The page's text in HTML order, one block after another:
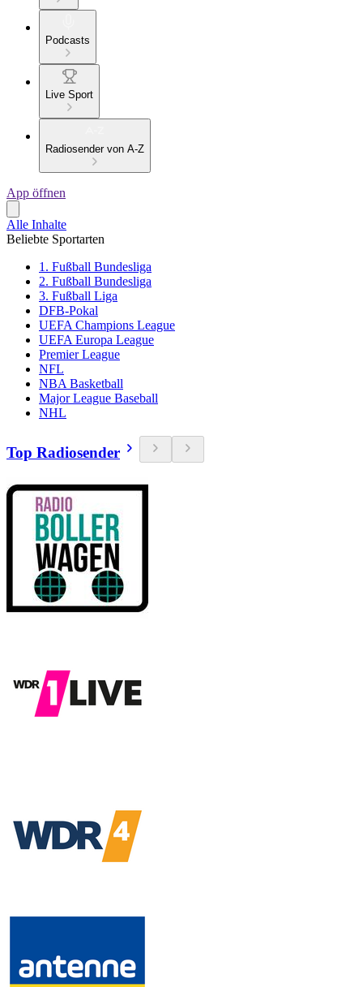
Podcasts
Live Sport
Radiosender von A-Z
App öffnen
Alle Inhalte
Beliebte Sportarten
1. Fußball Bundesliga
2. Fußball Bundesliga
3. Fußball Liga
DFB-Pokal
UEFA Champions League
UEFA Europa League
Premier League
NFL
NBA Basketball
Major League Baseball
NHL
Top Radiosender